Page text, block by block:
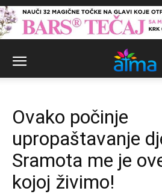
Ovako počinje
upropaštavanje
Sramota me je
kojoj živimo!